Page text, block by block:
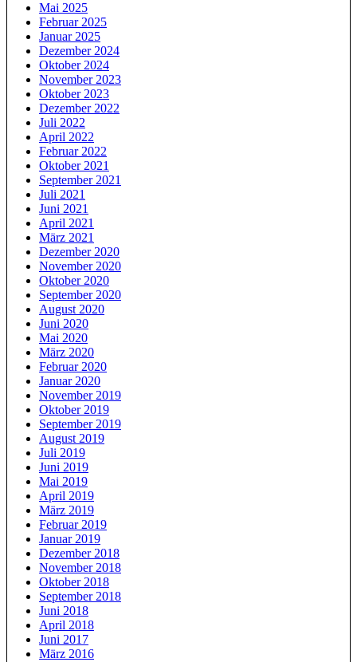
Mai 2025
Februar 2025
Januar 2025
Dezember 2024
Oktober 2024
November 2023
Oktober 2023
Dezember 2022
Juli 2022
April 2022
Februar 2022
Oktober 2021
September 2021
Juli 2021
Juni 2021
April 2021
März 2021
Dezember 2020
November 2020
Oktober 2020
September 2020
August 2020
Juni 2020
Mai 2020
März 2020
Februar 2020
Januar 2020
November 2019
Oktober 2019
September 2019
August 2019
Juli 2019
Juni 2019
Mai 2019
April 2019
März 2019
Februar 2019
Januar 2019
Dezember 2018
November 2018
Oktober 2018
September 2018
Juni 2018
April 2018
Juni 2017
März 2016